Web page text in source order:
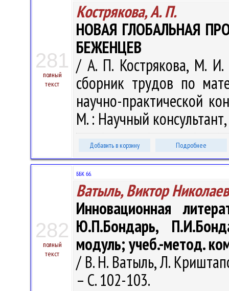
281
полный
текст
Кострякова, А. П.
НОВАЯ ГЛОБАЛЬНАЯ
БЕЖЕНЦЕВ
/ А. П. Кострякова, М.
сборник трудов по
научно-практической
М. : Научный
Добавить в корзину Подробнее
282
полный
текст
ББК 66.
Ватыль, Виктор
Инновационная
Ю.П.Бондарь,
модуль; учеб.-метод.
/ В. Н. Ватыль, Л.
– С. 102-103.